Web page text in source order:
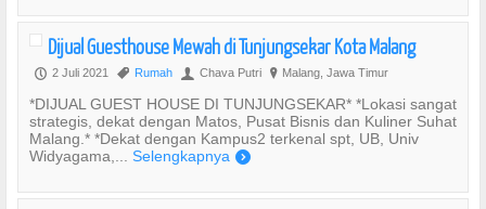
Dijual Guesthouse Mewah di Tunjungsekar Kota Malang
P 2 Juli 2021 , Rumah U Chava Putri ? Malang, Jawa Timur
*DIJUAL GUEST HOUSE DI TUNJUNGSEKAR* *Lokasi sangat
strategis, dekat dengan Matos, Pusat Bisnis dan Kuliner Suhat
Malang.* *Dekat dengan Kampus2 terkenal spt, UB, Univ
Widyagama,... Selengkapnya )